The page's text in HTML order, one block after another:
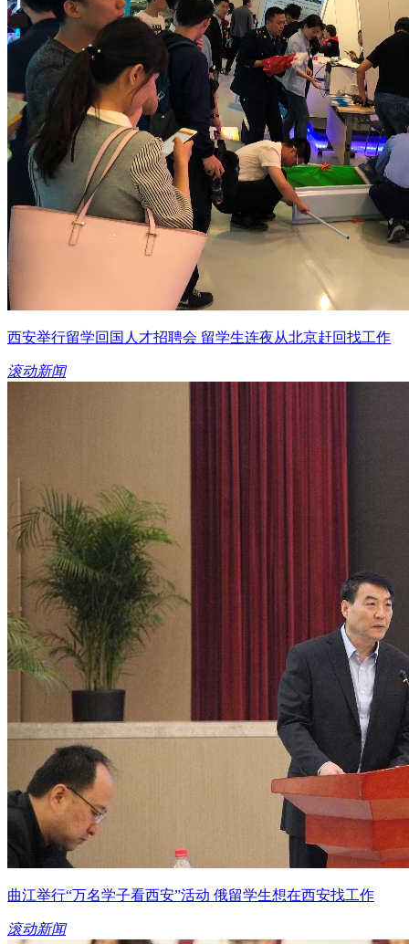
西安举行留学回国人才招聘会 留学生连夜从北京赶回找工作
滚动新闻
曲江举行“万名学子看西安”活动 俄留学生想在西安找工作
滚动新闻